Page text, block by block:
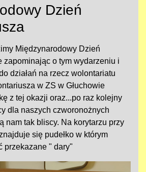
Dzień
Międzynarodowy Dzień
zapominając o tym wydarzeniu i
działań na rzecz wolontariatu
w ZS w Głuchowie
z tej okazji oraz...po raz kolejny
dla naszych czworonożnych
nam tak bliscy. Na korytarzu przy
się pudełko w którym
przekazane " dary"